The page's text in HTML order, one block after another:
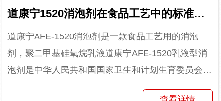
道康宁1520消泡剂在食品工艺中的标准使用范围
道康宁AFE-1520消泡剂是一款食品工艺用的消泡
剂，聚二甲基硅氧烷乳液道康宁AFE-1520乳液型消
泡剂是中华人民共和国国家卫生和计划生育委员会批
查看详情